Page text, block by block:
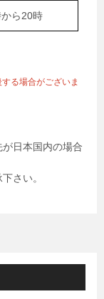
ら20時
る場合がございま
日本国内の場合
さい。